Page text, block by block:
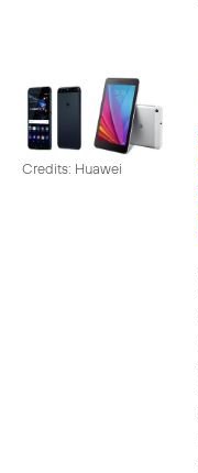
Credits: Huawei